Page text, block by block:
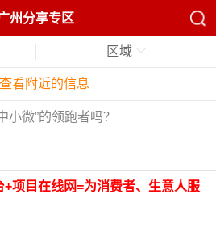
州分享专区
区域
查看附近的信息
小微”的领跑者吗？
+项目在线网=为消费者、生意人服